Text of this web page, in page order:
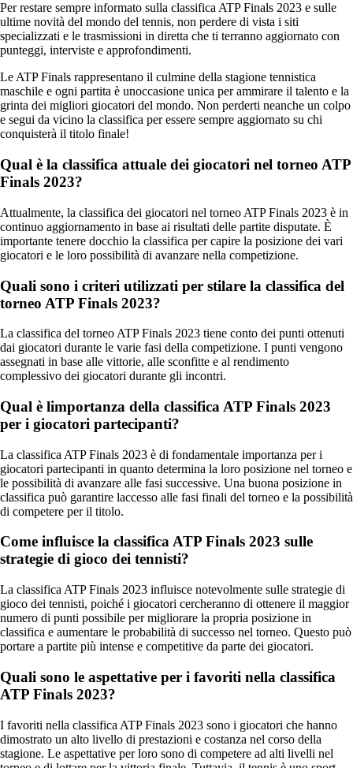
Per restare sempre informato sulla classifica ATP Finals 2023 e sulle
ultime novità del mondo del tennis, non perdere di vista i siti
specializzati e le trasmissioni in diretta che ti terranno aggiornato con
punteggi, interviste e approfondimenti.
Le ATP Finals rappresentano il culmine della stagione tennistica
maschile e ogni partita è unoccasione unica per ammirare il talento e la
grinta dei migliori giocatori del mondo. Non perderti neanche un colpo
e segui da vicino la classifica per essere sempre aggiornato su chi
conquisterà il titolo finale!
Qual è la classifica attuale dei giocatori nel torneo ATP
Finals 2023?
Attualmente, la classifica dei giocatori nel torneo ATP Finals 2023 è in
continuo aggiornamento in base ai risultati delle partite disputate. È
importante tenere docchio la classifica per capire la posizione dei vari
giocatori e le loro possibilità di avanzare nella competizione.
Quali sono i criteri utilizzati per stilare la classifica del
torneo ATP Finals 2023?
La classifica del torneo ATP Finals 2023 tiene conto dei punti ottenuti
dai giocatori durante le varie fasi della competizione. I punti vengono
assegnati in base alle vittorie, alle sconfitte e al rendimento
complessivo dei giocatori durante gli incontri.
Qual è limportanza della classifica ATP Finals 2023
per i giocatori partecipanti?
La classifica ATP Finals 2023 è di fondamentale importanza per i
giocatori partecipanti in quanto determina la loro posizione nel torneo e
le possibilità di avanzare alle fasi successive. Una buona posizione in
classifica può garantire laccesso alle fasi finali del torneo e la possibilità
di competere per il titolo.
Come influisce la classifica ATP Finals 2023 sulle
strategie di gioco dei tennisti?
La classifica ATP Finals 2023 influisce notevolmente sulle strategie di
gioco dei tennisti, poiché i giocatori cercheranno di ottenere il maggior
numero di punti possibile per migliorare la propria posizione in
classifica e aumentare le probabilità di successo nel torneo. Questo può
portare a partite più intense e competitive da parte dei giocatori.
Quali sono le aspettative per i favoriti nella classifica
ATP Finals 2023?
I favoriti nella classifica ATP Finals 2023 sono i giocatori che hanno
dimostrato un alto livello di prestazioni e costanza nel corso della
stagione. Le aspettative per loro sono di competere ad alti livelli nel